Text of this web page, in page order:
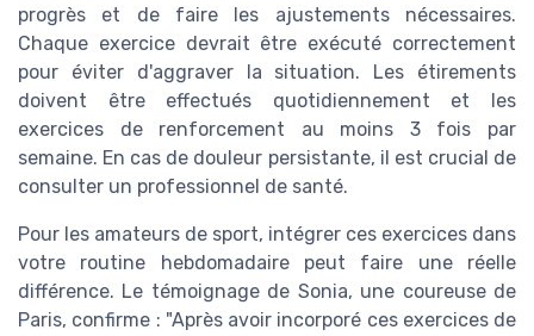
progrès et de faire les ajustements nécessaires.
Chaque exercice devrait être exécuté correctement
pour éviter d'aggraver la situation. Les étirements
doivent être effectués quotidiennement et les
exercices de renforcement au moins 3 fois par
semaine. En cas de douleur persistante, il est crucial de
consulter un professionnel de santé.
Pour les amateurs de sport, intégrer ces exercices dans
votre routine hebdomadaire peut faire une réelle
différence. Le témoignage de Sonia, une coureuse de
Paris, confirme : "Après avoir incorporé ces exercices de